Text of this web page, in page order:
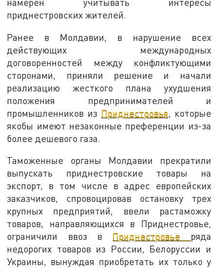
приднестровских жителей.
Ранее в Молдавии, в нарушение всех
действующих международных
договоренностей между конфликтующими
сторонами, приняли решение и начали
реализацию жесткого плана ухудшения
положения предпринимателей и
промышленников из Приднестровья , которые
якобы имеют незаконные преференции из-за
более дешевого газа.
Таможенные органы Молдавии прекратили
выпускать приднестровские товары на
экспорт, в том числе в адрес европейских
заказчиков, спровоцировав остановку трех
крупных предприятий, ввели растаможку
товаров, направляющихся в Приднестровье,
ограничили ввоз в Приднестровье ряда
недорогих товаров из России, Белоруссии и
Украины, вынуждая приобретать их только у